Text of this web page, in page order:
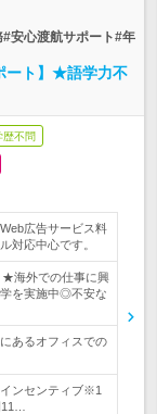
安心渡航サポート#年
ート】★語学力不
歴不問
広告サービス料
対応中心です。
★海外での仕事に興
を実施中◎不安な
あるオフィスでの
ンセンティブ※1